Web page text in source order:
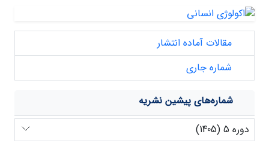
مقالات آماده انتشار
شماره جاری
شماره‌های پیشین نشریه
دوره 5 (1405)